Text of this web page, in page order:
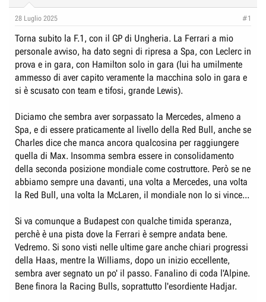
o
e
D
i
s
u
s
s
i
o
n
e
n
i
z
i
28 Luglio 2025 #1
Torna subito la F.1, con il GP di Ungheria. La Ferrari a mio
personale avviso, ha dato segni di ripresa a Spa, con Leclerc in
prova e in gara, con Hamilton solo in gara (lui ha umilmente
ammesso di aver capito veramente la macchina solo in gara e
si è scusato con team e tifosi, grande Lewis).
Diciamo che sembra aver sorpassato la Mercedes, almeno a
Spa, e di essere praticamente al livello della Red Bull, anche se
Charles dice che manca ancora qualcosina per raggiungere
quella di Max. Insomma sembra essere in consolidamento
della seconda posizione mondiale come costruttore. Però se ne
abbiamo sempre una davanti, una volta a Mercedes, una volta
la Red Bull, una volta la McLaren, il mondiale non lo si vince...
Si va comunque a Budapest con qualche timida speranza,
perchè è una pista dove la Ferrari è sempre andata bene.
Vedremo. Si sono visti nelle ultime gare anche chiari progressi
della Haas, mentre la Williams, dopo un inizio eccellente,
sembra aver segnato un po' il passo. Fanalino di coda l'Alpine.
Bene finora la Racing Bulls, soprattutto l'esordiente Hadjar.